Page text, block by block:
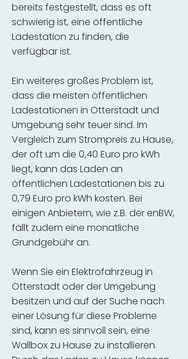
bereits festgestellt, dass es oft
schwierig ist, eine öffentliche
Ladestation zu finden, die
verfügbar ist.
Ein weiteres großes Problem ist,
dass die meisten öffentlichen
Ladestationen in Otterstadt und
Umgebung sehr teuer sind. Im
Vergleich zum Strompreis zu Hause,
der oft um die 0,40 Euro pro kWh
liegt, kann das Laden an
öffentlichen Ladestationen bis zu
0,79 Euro pro kWh kosten. Bei
einigen Anbietern, wie z.B. der enBW,
fällt zudem eine monatliche
Grundgebühr an.
Wenn Sie ein Elektrofahrzeug in
Otterstadt oder der Umgebung
besitzen und auf der Suche nach
einer Lösung für diese Probleme
sind, kann es sinnvoll sein, eine
Wallbox zu Hause zu installieren.